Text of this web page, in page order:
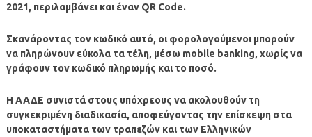
2021, περιλαμβάνει και έναν QR Code.
Σκανάροντας τον κωδικό αυτό, οι φορολογούμενοι μπορούν
να πληρώνουν εύκολα τα τέλη, μέσω mobile banking, χωρίς να
γράφουν τον κωδικό πληρωμής και το ποσό.
Η ΑΑΔΕ συνιστά στους υπόχρεους να ακολουθούν τη
συγκεκριμένη διαδικασία, αποφεύγοντας την επίσκεψη στα
υποκαταστήματα των τραπεζών και των Ελληνικών